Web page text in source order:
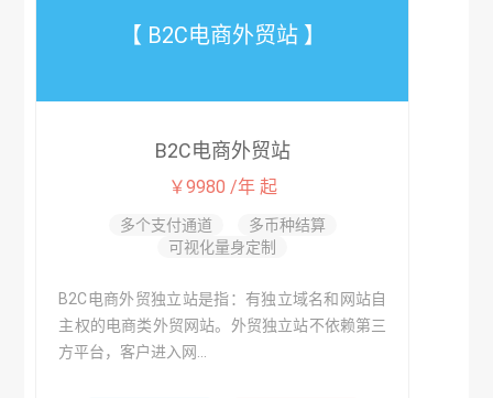
【 B2C电商外贸站 】
B2C电商外贸站
￥9980 /年 起
多个支付通道
多币种结算
可视化量身定制
B2C电商外贸独立站是指：有独立域名和网站自
主权的电商类外贸网站。外贸独立站不依赖第三
方平台，客户进入网...